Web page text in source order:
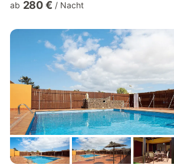
6 Personen (2 zusätzliche Kinder können
Ausstattung gehören außerdem Wi-Fi
geeignet), 2 Smart TVs und 1
Spielecke mit...
ab 280 € / Nacht